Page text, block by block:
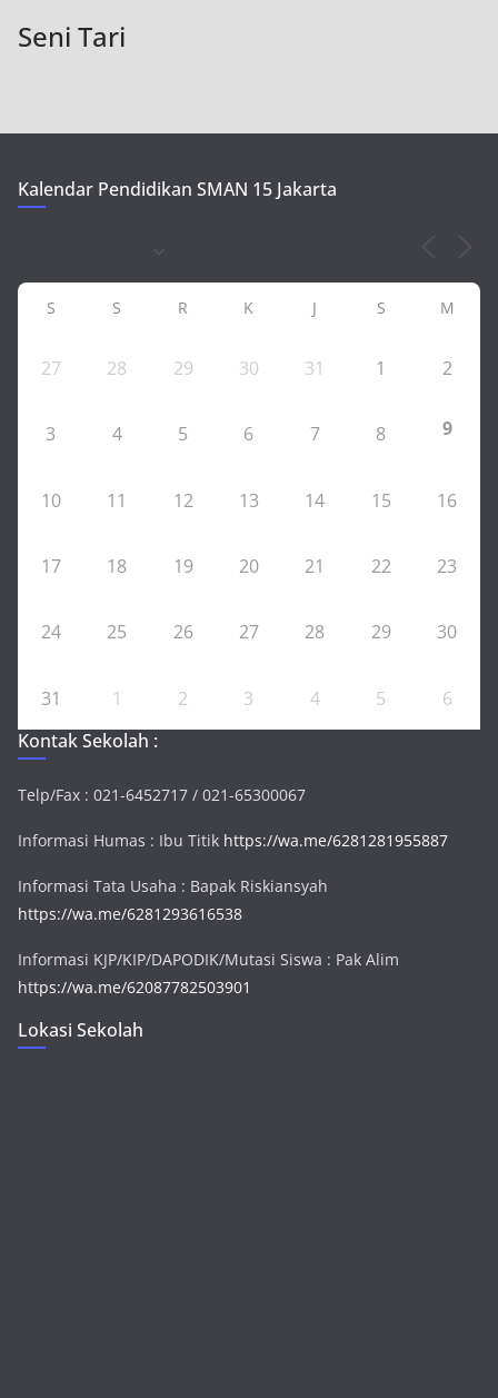
Seni Tari
Kalendar Pendidikan SMAN 15 Jakarta
S S R K J S M
27 28 29 30 31 1 2
3 4 5 6 7 8 9
10 11 12 13 14 15 16
17 18 19 20 21 22 23
24 25 26 27 28 29 30
31 1 2 3 4 5
6
Kontak Sekolah :
Telp/Fax : 021-6452717 / 021-65300067
Informasi Humas : Ibu Titik https://wa.me/6281281955887
Informasi Tata Usaha : Bapak Riskiansyah
https://wa.me/6281293616538
Informasi KJP/KIP/DAPODIK/Mutasi Siswa : Pak Alim
https://wa.me/62087782503901
Lokasi Sekolah